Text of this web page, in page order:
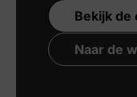
Bekijk de
Naar de